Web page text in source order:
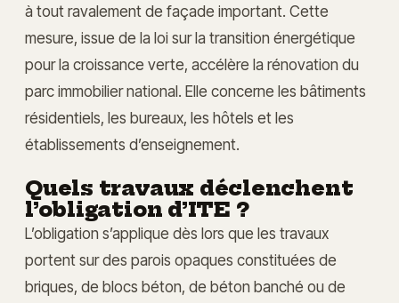
à tout ravalement de façade important. Cette
mesure, issue de la loi sur la transition énergétique
pour la croissance verte, accélère la rénovation du
parc immobilier national. Elle concerne les bâtiments
résidentiels, les bureaux, les hôtels et les
établissements d’enseignement.
Quels travaux déclenchent
l’obligation d’ITE ?
L’obligation s’applique dès lors que les travaux
portent sur des parois opaques constituées de
briques, de blocs béton, de béton banché ou de